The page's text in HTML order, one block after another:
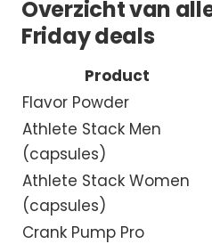
Overzicht van
Friday deals
Product
Flavor Powder
Athlete Stack Men
(capsules)
Athlete Stack Women
(capsules)
Crank Pump Pro